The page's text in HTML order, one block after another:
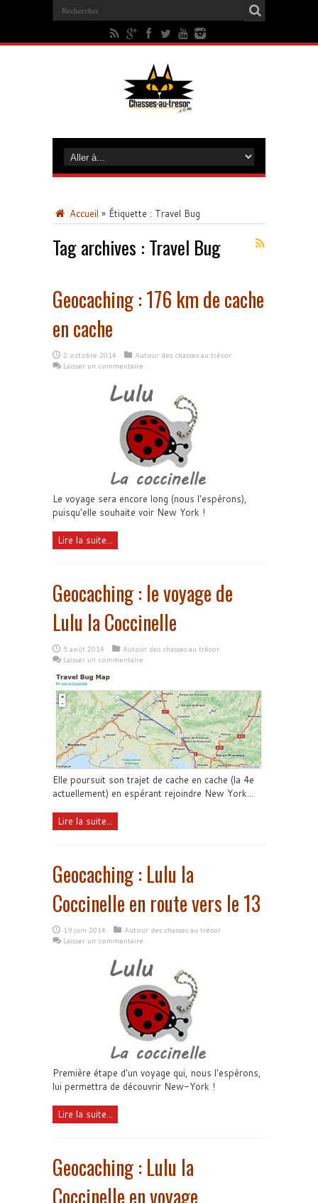
Accueil » Étiquette : Travel Bug
Tag archives : Travel Bug
Geocaching : 176 km de cache
en cache
2 octobre 2014
Autour des chasses au trésor
Laisser un commentaire
Le voyage sera encore long (nous l'espérons),
puisqu'elle souhaite voir New York !
Lire la suite...
Geocaching : le voyage de
Lulu la Coccinelle
5 août 2014
Autour des chasses au trésor
Laisser un commentaire
Elle poursuit son trajet de cache en cache (la 4e
actuellement) en espérant rejoindre New York...
Lire la suite...
Geocaching : Lulu la
Coccinelle en route vers le 13
19 juin 2014
Autour des chasses au trésor
Laisser un commentaire
Première étape d'un voyage qui, nous l'espérons,
lui permettra de découvrir New-York !
Lire la suite...
Geocaching : Lulu la
Coccinelle en voyage